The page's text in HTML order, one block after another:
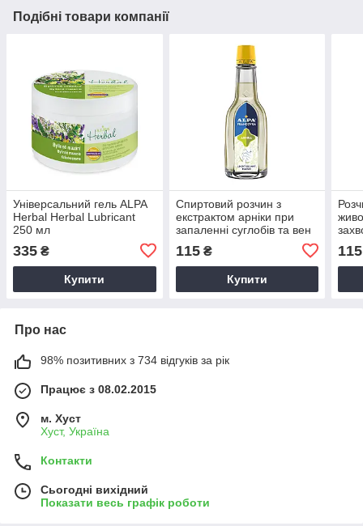
Подібні товари компанії
Універсальний гель ALPA
Herbal Herbal Lubricant
250 мл
335 ₴
Купити
Спиртовий розчин з
екстрактом арніки при
запаленні суглобів та вен
Alpa Francovka Arnika 60
мл
115₴
Купити
115
Про нас
98% позитивних з 734 відгуків за рік
Працює з 08.02.2015
м. Хуст
Хуст, Україна
Контакти
Сьогодні вихідний
Показати весь графік роботи